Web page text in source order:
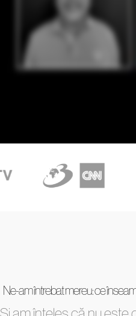
Ne-am întrebat mereu: ce